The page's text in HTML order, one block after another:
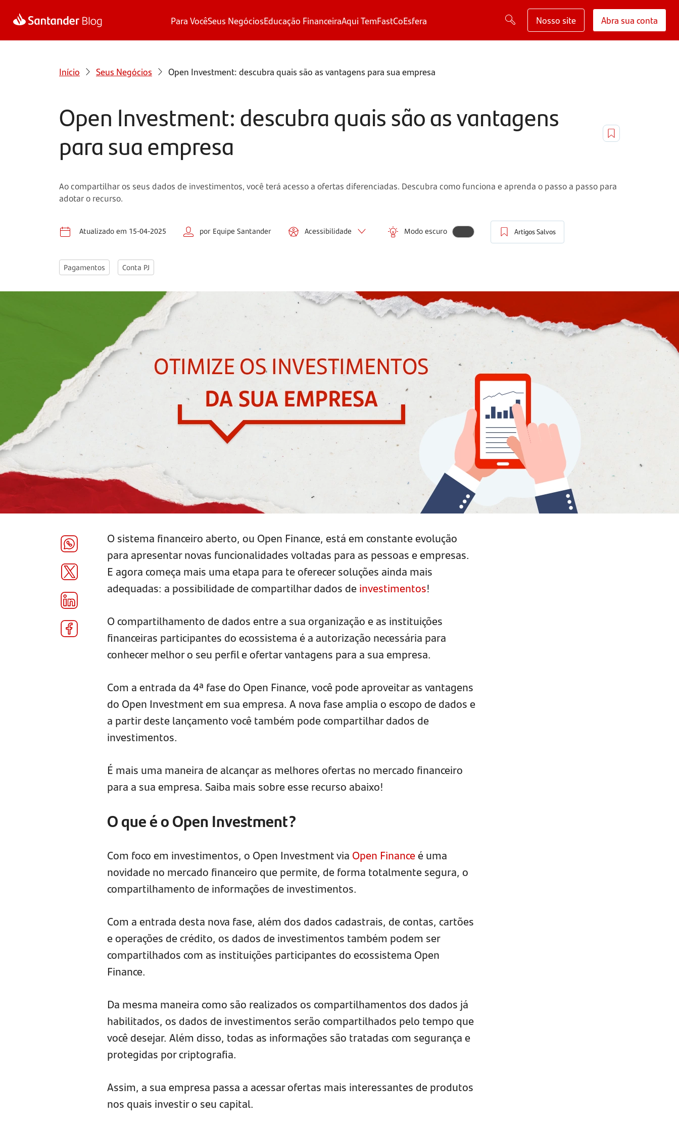
Para VocêSeus NegóciosEducação FinanceiraAqui TemFastCoEsfera Nosso site Abra sua conta
Início Seus Negócios Open Investment: descubra quais são as vantagens para sua empresa
Open Investment: descubra quais são as vantagens
para sua empresa
Ao compartilhar os seus dados de investimentos, você terá acesso a ofertas diferenciadas. Descubra como funciona e aprenda o passo a passo para
adotar o recurso.
Atualizado em 15-04-2025 por Equipe Santander Acessibilidade Modo escuro Artigos Salvos
Pagamentos Conta PJ
O sistema financeiro aberto, ou Open Finance, está em constante evolução
para apresentar novas funcionalidades voltadas para as pessoas e empresas.
E agora começa mais uma etapa para te oferecer soluções ainda mais
adequadas: a possibilidade de compartilhar dados deinvestimentos!
O compartilhamento de dados entre a sua organização e as instituições
financeiras participantes do ecossistema é a autorização necessária para
conhecer melhor o seu perfil e ofertar vantagens para a sua empresa.
Com a entrada da 4ª fase do Open Finance, você pode aproveitar as vantagens
do Open Investment em sua empresa. A nova fase amplia o escopo de dados e
a partir deste lançamento você também pode compartilhar dados de
investimentos.
É mais uma maneira de alcançar as melhores ofertas no mercado financeiro
para a sua empresa. Saiba mais sobre esse recurso abaixo!
O que é o Open Investment?
Com foco em investimentos, o Open Investment via Open Financeé uma
novidade no mercado financeiro que permite, de forma totalmente segura, o
compartilhamento de informações de investimentos.
Com a entrada desta nova fase, além dos dados cadastrais, de contas, cartões
e operações de crédito, os dados de investimentos também podem ser
compartilhados com as instituições participantes do ecossistema Open
Finance.
Da mesma maneira como são realizados os compartilhamentos dos dados já
habilitados, os dados de investimentos serão compartilhados pelo tempo que
você desejar. Além disso, todas as informações são tratadas com segurança e
protegidas por criptografia.
Assim, a sua empresa passa a acessar ofertas mais interessantes de produtos
nos quais investir o seu capital.